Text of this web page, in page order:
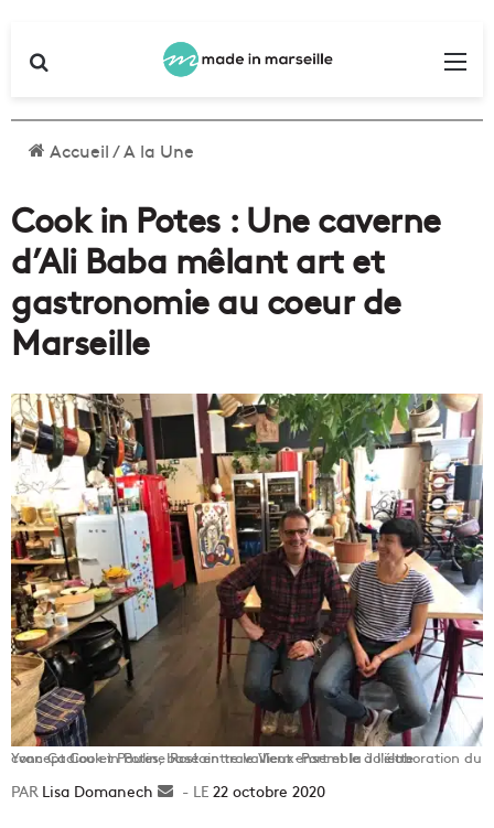
Accueil/A la Une
Cook in Potes : Une caverne
d’Ali Baba mêlant art et
gastronomie au coeur de
Marseille
Yvan Cadiou et Pauline Rostain travaillent ensemble à l'élaboration du concept Cook in Potes, basé entre le Vieux-Port et la Joliette.
Lisa Domanech
Envoyer22 octobre 2020